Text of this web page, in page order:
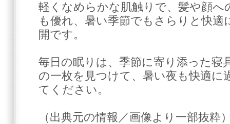
軽くなめらかな肌触りで、髪や顔へ
も優れ、暑い季節でもさらりと快適
開です。
毎日の眠りは、季節に寄り添った寝
の一枚を見つけて、暑い夜も快適に
てください。
（出典元の情報／画像より一部抜粋